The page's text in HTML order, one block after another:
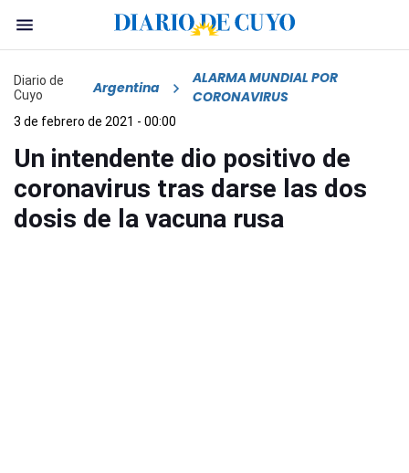
Diario de
Cuyo
Argentina
ALARMA MUNDIAL POR
CORONAVIRUS
3 de febrero de 2021 - 00:00
Un intendente dio positivo de
coronavirus tras darse las dos
dosis de la vacuna rusa